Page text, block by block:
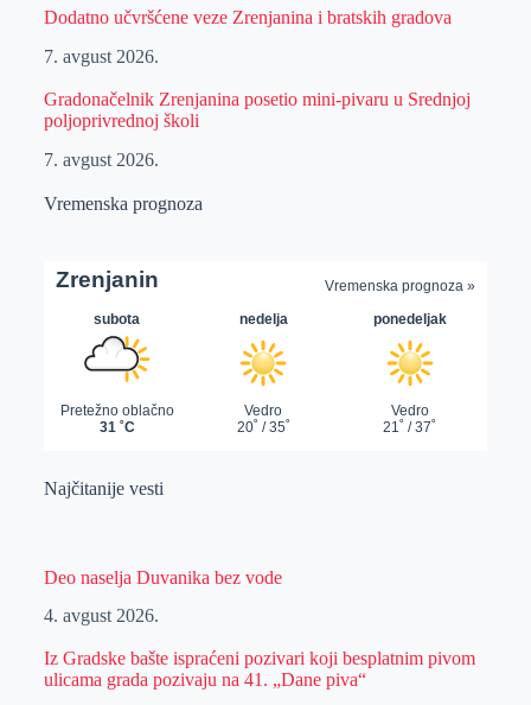
Dodatno učvršćene veze Zrenjanina i bratskih gradova
7. avgust 2026.
Gradonačelnik Zrenjanina posetio mini-pivaru u Srednjoj
poljoprivrednoj školi
7. avgust 2026.
Vremenska prognoza
Najčitanije vesti
Deo naselja Duvanika bez vode
4. avgust 2026.
Iz Gradske bašte ispraćeni pozivari koji besplatnim pivom
ulicama grada pozivaju na 41. „Dane piva“